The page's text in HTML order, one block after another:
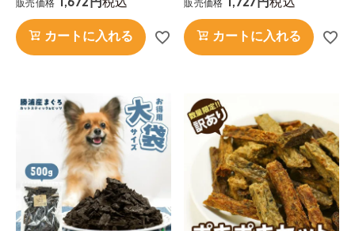
販売価格 1,672
カートに入れる
販売価格 1,727
カートに入れる